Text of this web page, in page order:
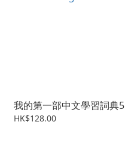
我的第一部中文學習詞典5
HK$128.00